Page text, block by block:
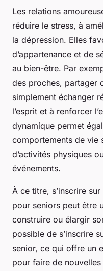
Les relations
réduire le stress, à
la dépression. Elles
d’appartenance et de
au bien-être. Par
des proches, partager
simplement échanger
l’esprit et à renforcer
dynamique permet
comportements de vie
d’activités physiques
événements.
À ce titre, s’inscrire
pour seniors peut être
construire ou élargir
possible de s’inscrire
senior, ce qui offre un
pour faire de